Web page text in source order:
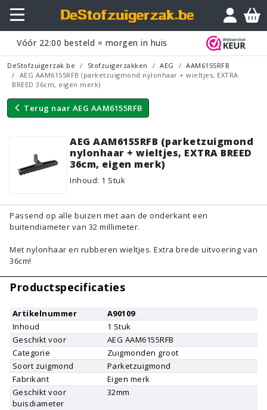
Vóór 22:00 besteld = morgen in huis
DeStofzuigerzak.be Stofzuigerzakken AEG
AAM6155RFB
AEG AAM6155RFB (parketzuigmond nylonhaar + wieltjes, EXTRA
BREED 36cm, eigen merk)
Terug naar AEG AAM6155RFB
AEG AAM6155RFB (parketzuigmond
nylonhaar + wieltjes, EXTRA BREED
36cm, eigen merk)
Inhoud: 1 Stuk
Vraagje?
Passend op alle buizen met aan de onderkant een
buitendiameter van 32 millimeter.
Met nylonhaar en rubberen wieltjes. Extra brede uitvoering van
36cm!
Productspecificaties
Artikelnummer
A90109
Inhoud
1 Stuk
Geschikt voor
AEG AAM6155RFB
Categorie
Zuigmonden groot
Soort zuigmond
Parketzuigmond
Fabrikant
Eigen merk
Geschikt voor
buisdiameter
32mm